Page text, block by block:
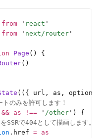
from ' react '
from ' next/router '
Page () {
()
(({ url, as,
のみを許可します！
&& as !== ' /other ' ) {
SSRで404として描画します。
.href = as